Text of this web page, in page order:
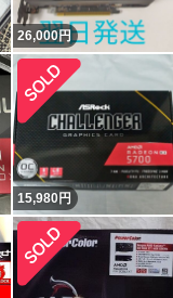
26,000円
15,980円